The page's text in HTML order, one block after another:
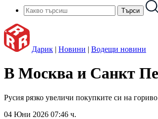
Дарик | Новини | Водещи новини
В Москва и Санкт
Русия рязко увеличи покупките си на
04 Юни 2026 07:46 ч.